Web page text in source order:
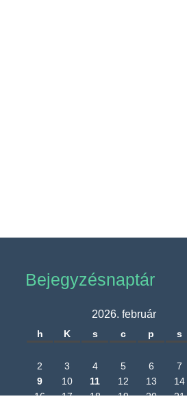
Bejegyzésnaptár
2026. február
h K s c p s
2
3 4 5 6 7
9
10 11 12 13 14
16
17 18 19 20 21